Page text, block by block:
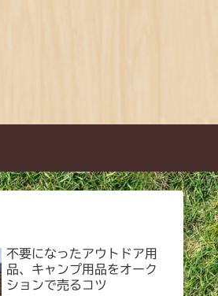
不要になったアウトドア用
品、キャンプ用品をオーク
ションで売るコツ